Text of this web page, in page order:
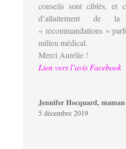
conseils sont ciblés, et
d’allaitement de
« recommandations »
milieu médical.
Merci Aurélie !
Lien vers l’avis Facebook
Jennifer Hocquard,
5 décembre 2019